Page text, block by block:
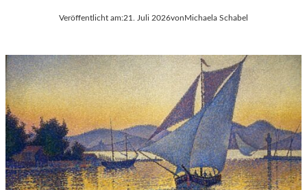
Veröffentlicht am:21. Juli 2026vonMichaela Schabel